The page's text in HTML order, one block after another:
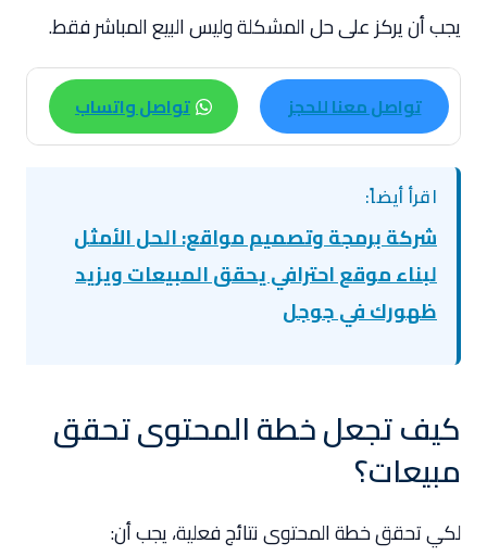
يجب أن يركز على حل المشكلة وليس البيع المباشر فقط.
تواصل معنا للحجز تواصل واتساب
اقرأ أيضاً:
شركة برمجة وتصميم مواقع: الحل الأمثل
لبناء موقع احترافي يحقق المبيعات ويزيد
ظهورك في جوجل
كيف تجعل خطة المحتوى تحقق
مبيعات؟
لكي تحقق خطة المحتوى نتائج فعلية، يجب أن: